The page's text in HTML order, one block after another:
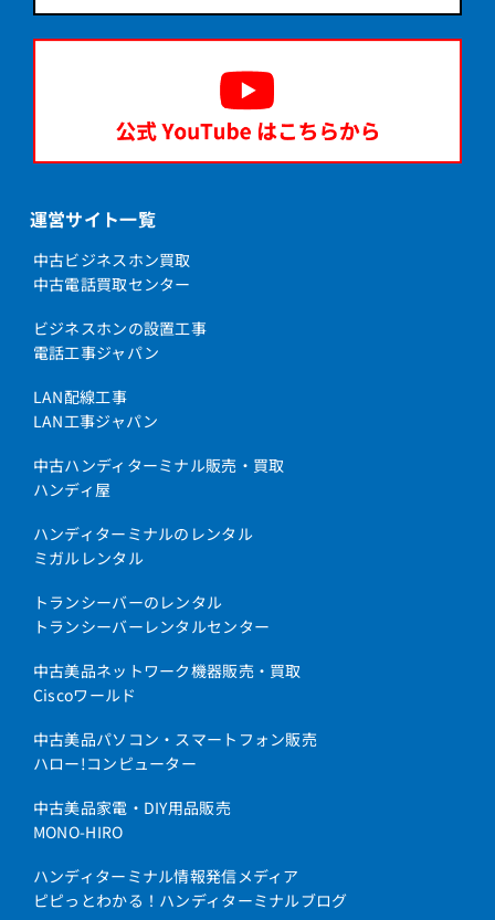
運営サイト一覧
中古ビジネスホン買取
中古電話買取センター
ビジネスホンの設置工事
電話工事ジャパン
LAN配線工事
LAN工事ジャパン
中古ハンディターミナル販売・買取
ハンディ屋
ハンディターミナルのレンタル
ミガルレンタル
トランシーバーのレンタル
トランシーバーレンタルセンター
中古美品ネットワーク機器販売・買取
Ciscoワールド
中古美品パソコン・スマートフォン販売
ハロー!コンピューター
中古美品家電・DIY用品販売
MONO-HIRO
ハンディターミナル情報発信メディア
ピピっとわかる！ハンディターミナルブログ